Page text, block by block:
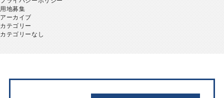
用地募集
アーカイブ
カテゴリー
カテゴリーなし